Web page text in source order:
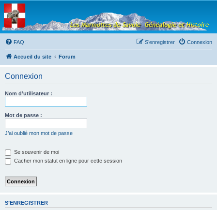
Les Marmottes de
Savoie
Forum d'entraide généalogique
FAQ
Connexion
S’enregistrer
Accueil du site Forum
Connexion
Nom d’utilisateur :
Mot de passe :
J’ai oublié mon mot de passe
Se souvenir de moi
Cacher mon statut en ligne pour cette session
S’ENREGISTRER